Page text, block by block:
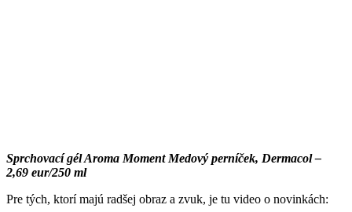
Sprchovací gél Aroma Moment Medový perníček, Dermacol –
2,69 eur/250 ml
Pre tých, ktorí majú radšej obraz a zvuk, je tu video o novinkách: